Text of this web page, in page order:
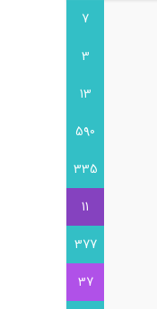
7
3
13
590
335
11
377
37